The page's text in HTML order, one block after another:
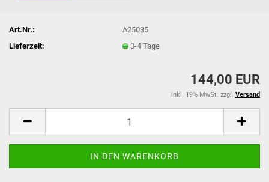
Art.Nr.:
A25035
Lieferzeit:
3-4 Tage
144,00 EUR
inkl. 19% MwSt. zzgl. Versand